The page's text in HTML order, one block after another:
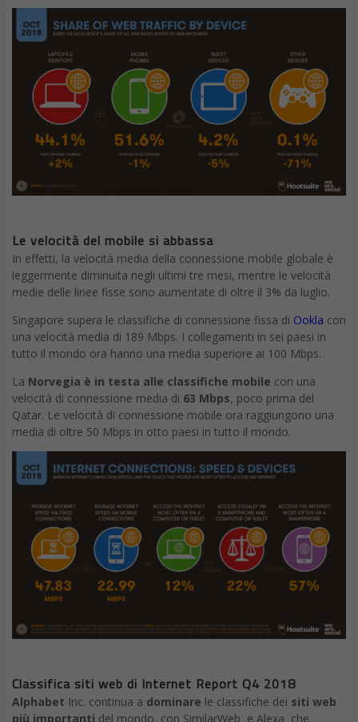
Le velocità del mobile si abbassa
In effetti, la velocità media della connessione mobile globale è
leggermente diminuita negli ultimi tre mesi, mentre le velocità
medie delle linee fisse sono aumentate di oltre il 3% da luglio.
Singapore supera le classifiche di connessione fissa di Ookla con
una velocità media di 189 Mbps. I collegamenti in sei paesi in
tutto il mondo ora hanno una media superiore ai 100 Mbps.
La Norvegia è in testa alle classifiche mobile con una
velocità di connessione media di 63 Mbps, poco prima del
Qatar. Le velocità di connessione mobile ora raggiungono una
media di oltre 50 Mbps in otto paesi in tutto il mondo.
Classifica siti web di Internet Report Q4 2018
Alphabet Inc. continua a dominare le classifiche dei siti web
più importanti del mondo, con SimilarWeb e Alexa che